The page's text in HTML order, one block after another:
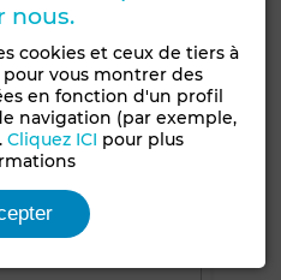
central
Micro-ondes
nous.
cookies et ceux de tiers à
vous montrer des
en fonction d'un profil
navigation (par exemple,
Cliquez ICI pour plus